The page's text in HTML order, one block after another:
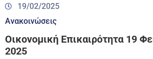
19/02/2025
Ανακοινώσεις
Οικονομική Επικαιρότητα 19
2025